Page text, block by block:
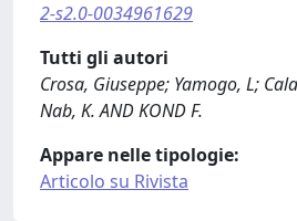
2-s2.0-0034961629
Tutti gli autori
Crosa, Giuseppe; Yamogo, L;
Nab, K. AND KOND F.
Appare nelle tipologie:
Articolo su Rivista